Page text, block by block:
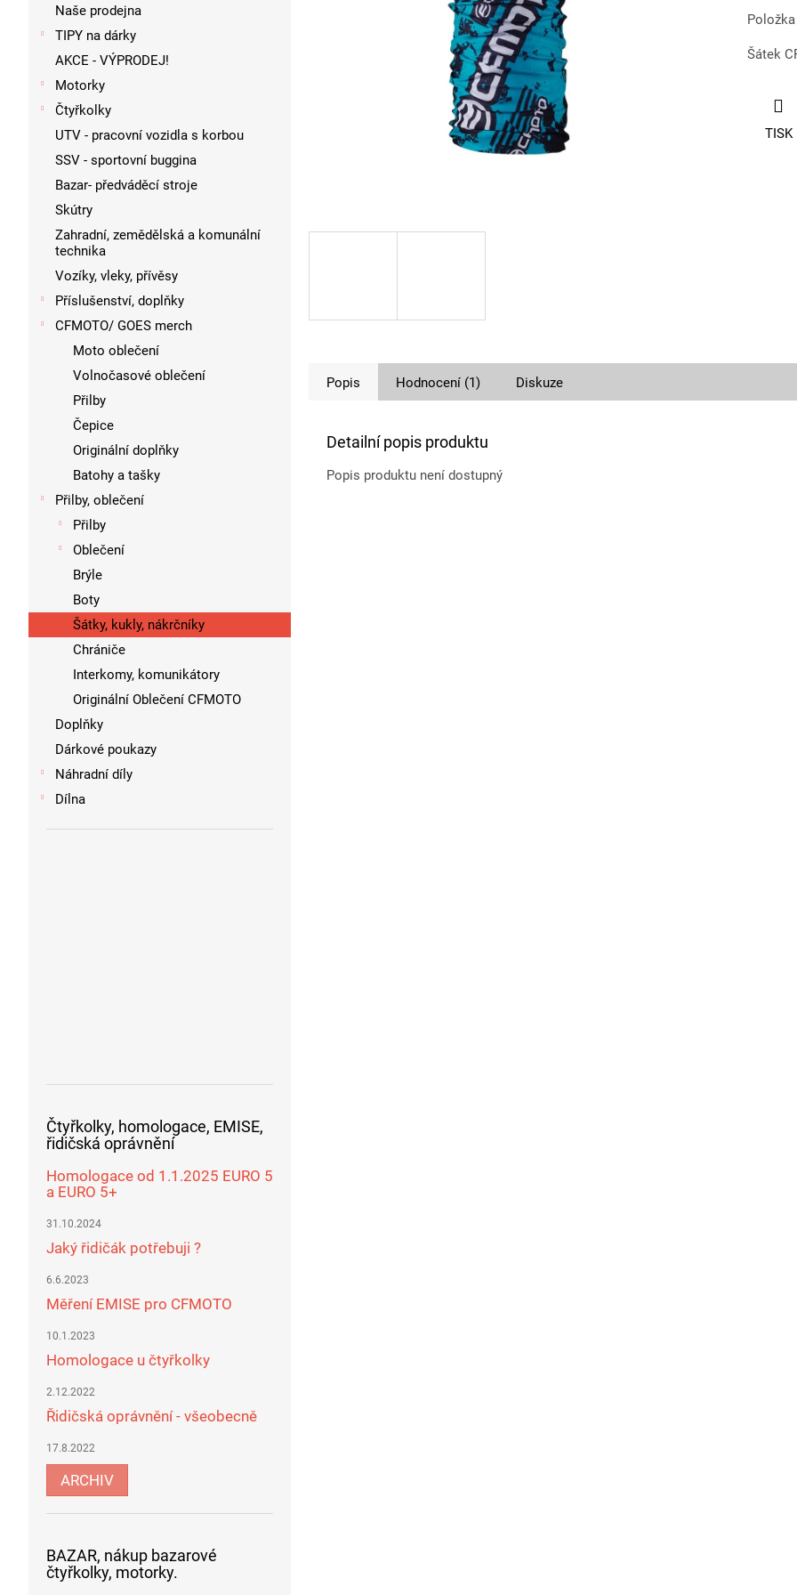
Naše prodejna
TIPY na dárky
AKCE - VÝPRODEJ!
Motorky
Čtyřkolky
UTV - pracovní vozidla s korbou
SSV - sportovní buggina
Bazar- předváděcí stroje
Skútry
Zahradní, zemědělská a komunální
technika
Vozíky, vleky, přívěsy
Příslušenství, doplňky
CFMOTO/ GOES merch
Moto oblečení
Volnočasové oblečení
Přilby
Čepice
Originální doplňky
Batohy a tašky
Přilby, oblečení
Přilby
Oblečení
Brýle
Boty
Šátky, kukly, nákrčníky
Chrániče
Interkomy, komunikátory
Originální Oblečení CFMOTO
Doplňky
Dárkové poukazy
Náhradní díly
Dílna
Čtyřkolky, homologace, EMISE,
řidičská oprávnění
Homologace od 1.1.2025 EURO 5
a EURO 5+
31.10.2024
Jaký řidičák potřebuji ?
6.6.2023
Měření EMISE pro CFMOTO
10.1.2023
Homologace u čtyřkolky
2.12.2022
Řidičská oprávnění - všeobecně
17.8.2022
ARCHIV
BAZAR, nákup bazarové
čtyřkolky, motorky.
Šátek
TISK
Popis Hodnocení (1) Diskuze
Detailní popis produktu
Popis produktu není dostupný